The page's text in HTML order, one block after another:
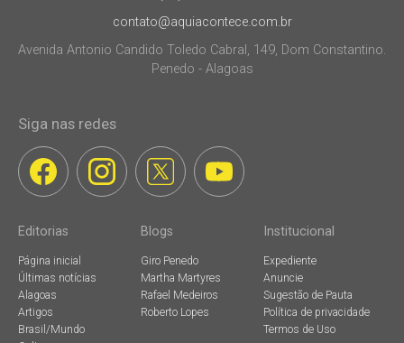
contato@aquiacontece.com.br
Avenida Antonio Candido Toledo Cabral, 149, Dom Constantino.
Penedo - Alagoas
Siga nas redes
Editorias
Página inicial
Últimas notícias
Alagoas
Artigos
Brasil/Mundo
Blogs
Giro Penedo
Martha Martyres
Rafael Medeiros
Roberto Lopes
Institucional
Expediente
Anuncie
Sugestão de Pauta
Política de privacidade
Termos de Uso